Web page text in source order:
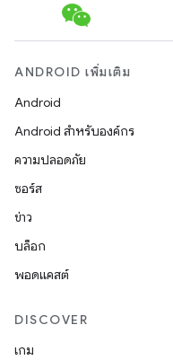
ANDROID เพิ่มเติม
Android
Android สำหรับองค์กร
ความปลอดภัย
ซอร์ส
ข่าว
บล็อก
พอดแคสต์
DISCOVER
เกม